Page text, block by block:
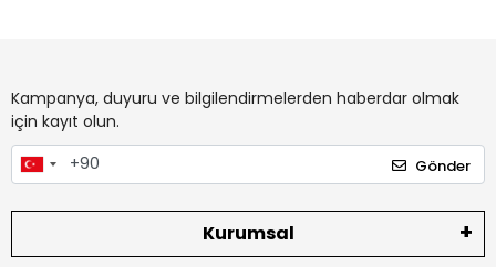
Kampanya, duyuru ve bilgilendirmelerden haberdar olmak
için kayıt olun.
Gönder
Kurumsal